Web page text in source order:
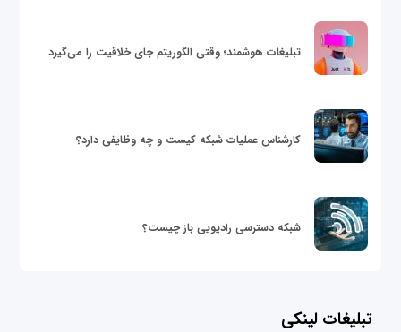
تبلیغات هوشمند؛ وقتی الگوریتم جای خلاقیت را می‌گیرد
کارشناس عملیات شبکه کیست و چه وظایفی دارد؟
شبکه دسترسی رادیویی باز چیست؟
تبلیغات لینکی